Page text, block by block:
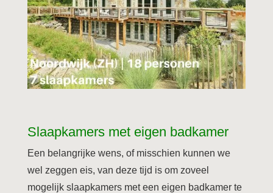
Slaapkamers met eigen badkamer
Een belangrijke wens, of misschien kunnen we
wel zeggen eis, van deze tijd is om zoveel
mogelijk slaapkamers met een eigen badkamer te